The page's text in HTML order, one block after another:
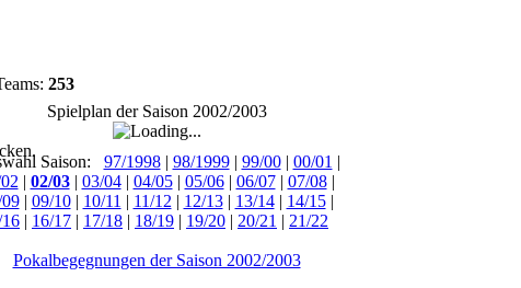
253
Spielplan der Saison 2002/2003
Saison: 97/1998| 98/1999| 99/00| 00/01 |
| 02/03| 03/04| 04/05| 05/06| 06/07| 07/08|
| 09/10| 10/11 | 11/12 | 12/13| 13/14| 14/15|
| 16/17 | 17/18 | 18/19 | 19/20 | 20/21 | 21/22
Pokalbegegnungen der Saison 2002/2003